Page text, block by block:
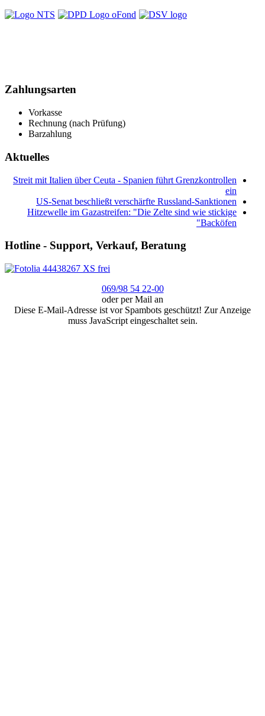
Zahlungsarten
Vorkasse
Rechnung (nach Prüfung)
Barzahlung
Aktuelles
Streit mit Italien über Ceuta - Spanien führt Grenzkontrollen
ein
US-Senat beschließt verschärfte Russland-Sanktionen
Hitzewelle im Gazastreifen: "Die Zelte sind wie stickige
Backöfen"
Hotline - Support, Verkauf, Beratung
069/98 54 22-00
oder per Mail an
Diese E-Mail-Adresse ist vor Spambots geschützt! Zur Anzeige
muss JavaScript eingeschaltet sein.